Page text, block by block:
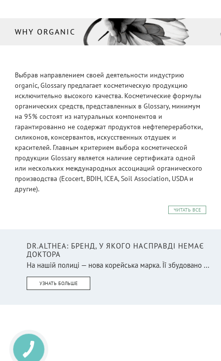
WHY ORGANIC
Выбрав направлением своей деятельности индустрию
organic, Glossary предлагает косметическую продукцию
исключительно высокого качества. Косметические формулы
органических средств, представленных в Glossary, минимум
на 95% состоят из натуральных компонентов и
гарантированно не содержат продуктов нефтепереработки,
силиконов, консервантов, искусственных отдушек и
красителей. Главным критерием выбора косметической
продукции Glossary является наличие сертификата одной
или нескольких международных ассоциаций органического
производства (Ecocert, BDIH, ICEA, Soil Association, USDA и
другие).
ЧИТАТЬ ВСЕ
DR.ALTHEA: БРЕНД, У ЯКОГО НАСПРАВДІ НЕМАЄ
ДОКТОРА
На нашій полиці — нова корейська марка. Її збудовано ...
УЗНАТЬ БОЛЬШЕ